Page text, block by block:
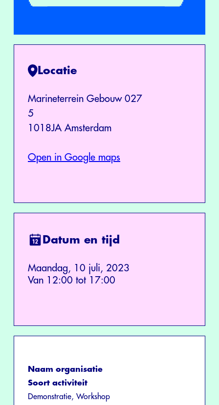
Locatie
Marineterrein Gebouw 027
5
1018JA Amsterdam
Open in Google maps
Datum en tijd
Maandag, 10 juli, 2023
Van 12:00 tot 17:00
Naam organisatie
Soort activiteit
Demonstratie, Workshop